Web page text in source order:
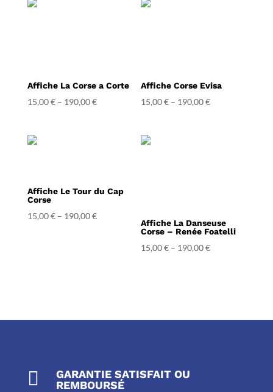
Affiche La Corse a Corte
15,00€– 190,00€
Affiche Corse Evisa
15,00€ – 190,00€
Affiche Le Tour du Cap
Corse
15,00€– 190,00€
Affiche La Danseuse
Corse – Renée Foatelli
15,00€ – 190,00€

GARANTIE SATISFAIT OU
REMBOURSÉ